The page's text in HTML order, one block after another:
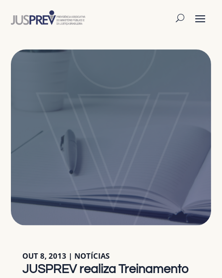
JUSPREV realiza Treinamento
OUT 8, 2013 | NOTÍCIAS